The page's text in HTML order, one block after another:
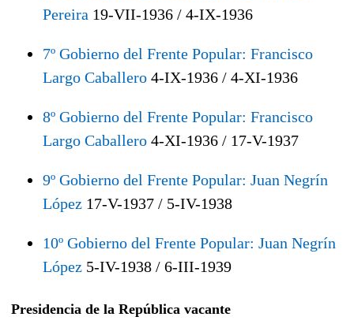
Pereira 19-VII-1936 / 4-IX-1936
7º Gobierno del Frente Popular: Francisco
Largo Caballero 4-IX-1936 / 4-XI-1936
8º Gobierno del Frente Popular: Francisco
Largo Caballero 4-XI-1936 / 17-V-1937
9º Gobierno del Frente Popular: Juan Negrín
López 17-V-1937 / 5-IV-1938
10º Gobierno del Frente Popular: Juan Negrín
López 5-IV-1938 / 6-III-1939
Presidencia de la República vacante